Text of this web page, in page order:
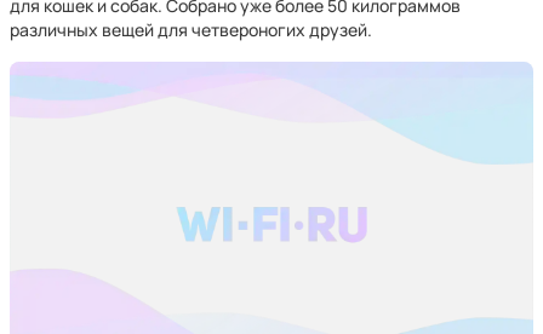
для кошек и собак. Собрано уже более 50 килограммов
различных вещей для четвероногих друзей.